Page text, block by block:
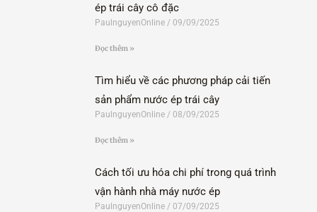
ép trái cây cô đặc
PaulnguyenOnline 09/09/2025
Đọc thêm »
Tìm hiểu về các phương pháp cải tiến
sản phẩm nước ép trái cây
PaulnguyenOnline 08/09/2025
Đọc thêm »
Cách tối ưu hóa chi phí trong quá trình
vận hành nhà máy nước ép
PaulnguyenOnline 07/09/2025